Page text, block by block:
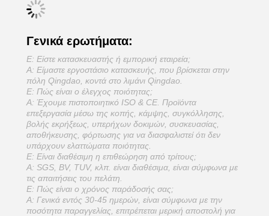
Γενικά ερωτήματα:
Ε: Είστε κατασκευαστής ή εμπορική εταιρεία;
Α: Είμαστε εργοστάσιο κατασκευής, που βρίσκεται στην
πόλη Qingdao, κοντά στο λιμάνι Qingdao.
Ε: Πώς είναι ο έλεγχος ποιότητας;
Α: Έχουμε πιστοποιητικό ISO & CE. Προϊόντα
επεξεργασία μέσω της κοπής, κάμψης, συγκόλλησης,
βολής εκρήξεως, υπερήχων δοκιμών, συσκευασίας,
αποθήκευσης, φόρτωσης για να διασφαλιστεί ότι δεν
υπάρχουν ελαττώματα ποιότητας.
Ε: Είναι διαθέσιμη η επιθεώρηση από τρίτους;
Α: SGS, BV, TUV, κλπ. είναι διαθέσιμα, είναι σύμφωνα με
τις απαιτήσεις του πελάτη.
Ε: Πώς είναι ο χρόνος παράδοσής σας;
Α: Γενικά εντός 30-45 ημερών, είναι σύμφωνα με την
ποσότητα παραγγελίας, επιτρέπεται μερική αποστολή για